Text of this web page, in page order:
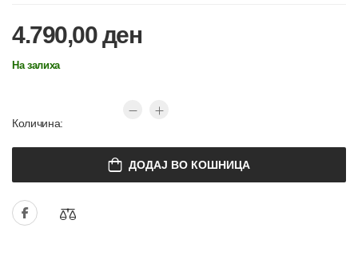
4.790,00ден
На залиха
Количина:
ДОДАЈ ВО КОШНИЦА